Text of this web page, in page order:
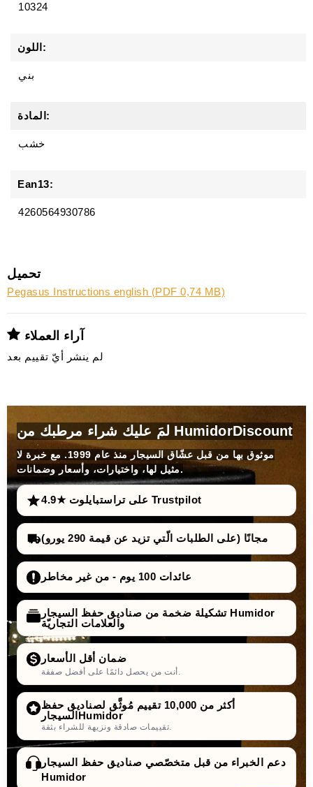
10324
اللون:
بني
المادة:
خشب
Ean13:
4260564930786
تحميل
Pegasus Instructions english (PDF 0,74 MB)
آراء العملاء
لم ينشر أيّ تقييم بعد
لمَ عليك شراء مرطبك من HumidorDiscount
موثوق بها من قبل عشّاق السيجار منذ عام 1999. مع خبرة لا
مثيل لها، واختيارات، وأسعار وضمانات.
4.9★ على تراستبايلوت Trustpilot
مجانًا (على الطلبات الّتي تزيد عن قيمة 290 يورو)
عائدات 100 يوم - من غير مخاطر
تشكيلة ضخمة من صناديق حفظ السيجار Humidor
والعلامات التجاريّة
ضمان أقل الأسعار
أنت من يحصل دائمًا على أفضل صفقة.
أكثر من 10,000 تقييم مُوثَّق لصناديق حفظ
السيجارHumidor
تقييمات صادقة ونزيهة للشراء بثقة.
دعم الخبراء من قبل متخصّصي صناديق حفظ السيجار
Humidor